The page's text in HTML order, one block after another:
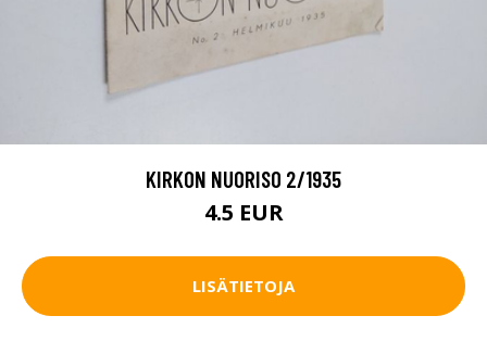
KIRKON NUORISO 2/1935
4.5 EUR
LISÄTIETOJA